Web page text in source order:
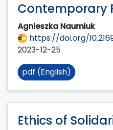
Contemporary
Agnieszka Naumiuk
https://doi.org/
2023-12-25
pdf (English)
Ethics of